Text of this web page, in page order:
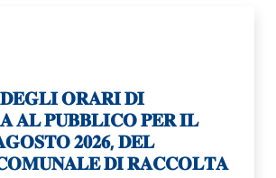
𝐃𝐄𝐆𝐋𝐈 𝐎𝐑𝐀𝐑𝐈 𝐃𝐈
𝐀𝐋 𝐏𝐔𝐁𝐁𝐋𝐈𝐂𝐎 𝐏𝐄𝐑 𝐈𝐋
𝟐𝟎𝟐𝟔, 𝐃𝐄𝐋
𝐃𝐈 𝐑𝐀𝐂𝐂𝐎𝐋𝐓𝐀